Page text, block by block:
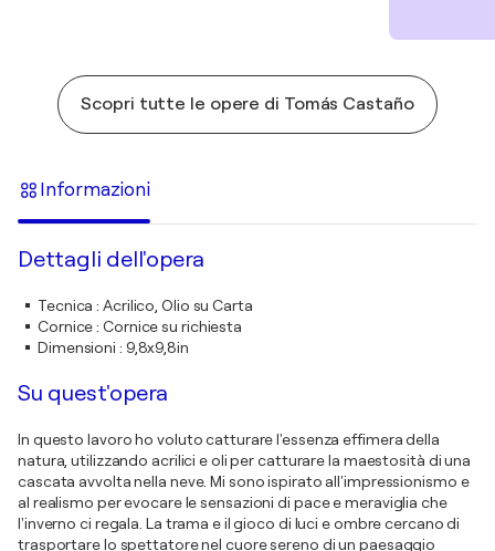
Scopri tutte le opere di Tomás Castaño
Informazioni
Dettagli dell'opera
Tecnica :Acrilico, Olio su Carta
Cornice: Cornice su richiesta
Dimensioni : 9,8x9,8in
Su quest'opera
In questo lavoro ho voluto catturare l'essenza effimera della
natura, utilizzando acrilici e oli per catturare la maestosità di una
cascata avvolta nella neve. Mi sono ispirato all'impressionismo e
al realismo per evocare le sensazioni di pace e meraviglia che
l'inverno ci regala. La trama e il gioco di luci e ombre cercano di
trasportare lo spettatore nel cuore sereno di un paesaggio